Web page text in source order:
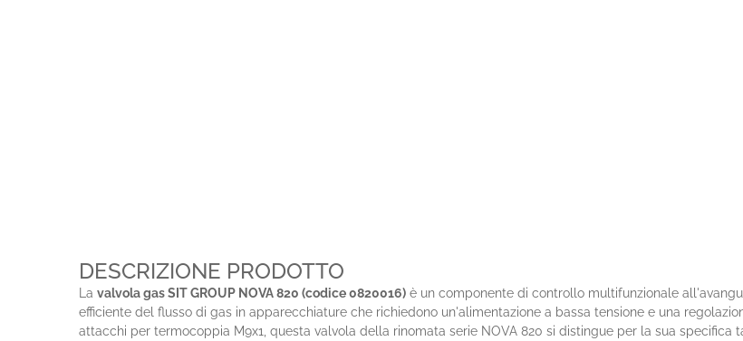
DESCRIZIONE PRODOTTO
Lavalvola gas SIT GROUP NOVA 820 (codice 0820016) è un componente di controllo multifunzionale
efficiente del flusso di gas in apparecchiature che richiedono un'alimentazione a bassa tensione e una
attacchi per termocoppia M9x1, questa valvola della rinomata serie NOVA 820 si distingue per la sua specifica